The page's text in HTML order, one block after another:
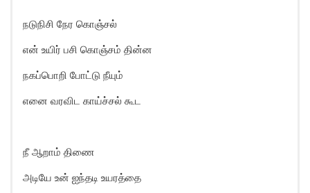
நடுநிசி நேர கொஞ்சல்
என் உயிர் பசி கொஞ்சம் தின்ன
நகப்பொறி போட்டு நீயும்
எனை வரவிட காய்ச்சல் கூட
நீ ஆறாம் திணை
அடியே உன் ஐந்தடி உயரத்தை